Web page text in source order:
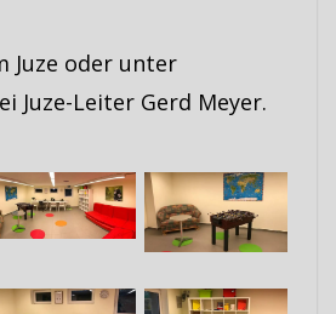
Juze oder unter
Juze-Leiter Gerd Meyer.